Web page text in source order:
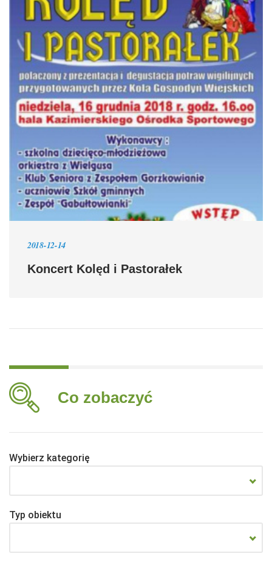
2018-12-14
Koncert Kolęd i Pastorałek
Co zobaczyć
Wybierz kategorię
Typ obiektu